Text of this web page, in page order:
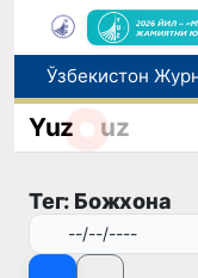
Yuz uz
Тег: Божхона